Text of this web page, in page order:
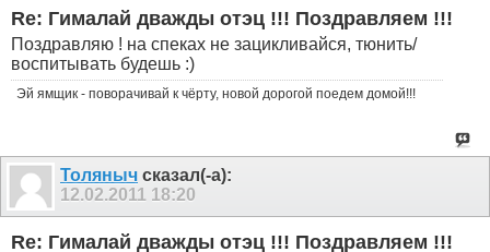
Re: Гималай дважды отэц !!! Поздравляем !!!
Поздравляю ! на спеках не зацикливайся, тюнить/
воспитывать будешь :)
Эй ямщик - поворачивай к чёрту, новой дорогой поедем домой!!!
Толяныч сказал(-а):
12.02.2011 18:20
Re: Гималай дважды отэц !!! Поздравляем !!!